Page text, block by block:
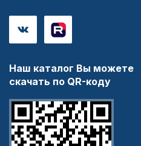
Наш каталог Вы можете
скачать по QR-коду